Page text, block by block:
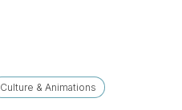
Culture & Animations